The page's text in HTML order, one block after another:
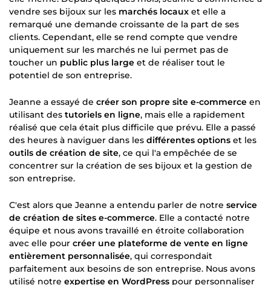
vendre ses bijoux sur les marchés locaux et elle a
remarqué une demande croissante de la part de ses
clients. Cependant, elle se rend compte que vendre
uniquement sur les marchés ne lui permet pas de
toucher un public plus large et de réaliser tout le
potentiel de son entreprise.
Jeanne a essayé de créer son propre site e-commerce en
utilisant des tutoriels en ligne, mais elle a rapidement
réalisé que cela était plus difficile que prévu. Elle a passé
des heures à naviguer dans les différentes options et les
outils de création de site, ce qui l'a empêchée de se
concentrer sur la création de ses bijoux et la gestion de
son entreprise.
C'est alors que Jeanne a entendu parler de notre service
de création de sites e-commerce. Elle a contacté notre
équipe et nous avons travaillé en étroite collaboration
avec elle pour créer une plateforme de vente en ligne
entièrement personnalisée, qui correspondait
parfaitement aux besoins de son entreprise. Nous avons
utilisé notre expertise en WordPress pour personnaliser